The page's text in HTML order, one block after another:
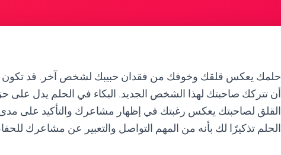
حلمك يعكس قلقك وخوفك من فقدان حبيبك لشخص آخر. قد تكون
أن تتركك صاحبتك لهذا الشخص الجديد. البكاء في الحلم يدل على
القلق لصاحبتك يعكس رغبتك في إظهار مشاعرك والتأكيد على مدى
الحلم تذكيرًا لك بأنه من المهم التواصل والتعبير عن مشاعرك